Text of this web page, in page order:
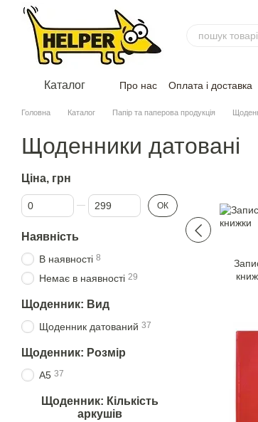
Перейти до основного контенту
Каталог Про нас Оплата і доставка
Головна Каталог Папір та паперова продукція
Щоденники датовані
Ціна, грн
Від Ціна, грн
До Ціна, грн ОК
Наявність
В наявності 8
Немає в наявності 29
Щоденник: Вид
Щоденник датований 37
Щоденник: Розмір
А5 37
Щоденник: Кількість
аркушів